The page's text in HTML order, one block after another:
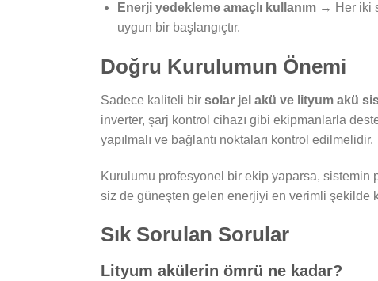
Enerji yedekleme amaçlı kullanım→ Her iki
uygun bir başlangıçtır.
Doğru Kurulumun Önemi
Sadece kaliteli bir solar jel akü ve lityum akü
inverter, şarj kontrol cihazı gibi ekipmanlarla
yapılmalı ve bağlantı noktaları kontrol edilmelidir.
Kurulumu profesyonel bir ekip yaparsa, sistemin
siz de güneşten gelen enerjiyi en verimli şekilde
Sık Sorulan Sorular
Lityum akülerin ömrü ne kadar?